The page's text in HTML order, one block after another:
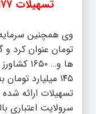
تومان عنوان کرد
ها و…
۱۴۵ میلیارد
تسهیلات ارائه